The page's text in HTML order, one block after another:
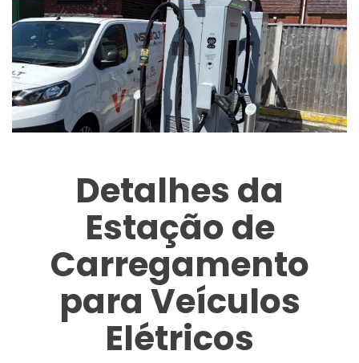
Detalhes da
Estação de
Carregamento
para Veículos
Elétricos